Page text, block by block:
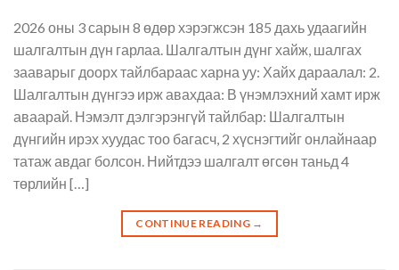
2026 оны 3 сарын 8 өдөр хэрэгжсэн 185 дахь удаагийн
шалгалтын дүн гарлаа. Шалгалтын дүнг хайж, шалгах
зааварыг доорх тайлбараас харна уу: Хайх дараалал: 2.
Шалгалтын дүнгээ ирж авахдаа: В үнэмлэхний хамт ирж
аваарай. Нэмэлт дэлгэрэнгүй тайлбар: Шалгалтын
дүнгийн ирэх хуудас тоо багасч, 2 хүснэгтийг онлайнаар
татаж авдаг болсон. Нийтдээ шалгалт өгсөн таньд 4
төрлийн […]
CONTINUE READING →